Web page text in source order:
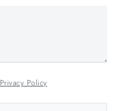
Privacy Policy